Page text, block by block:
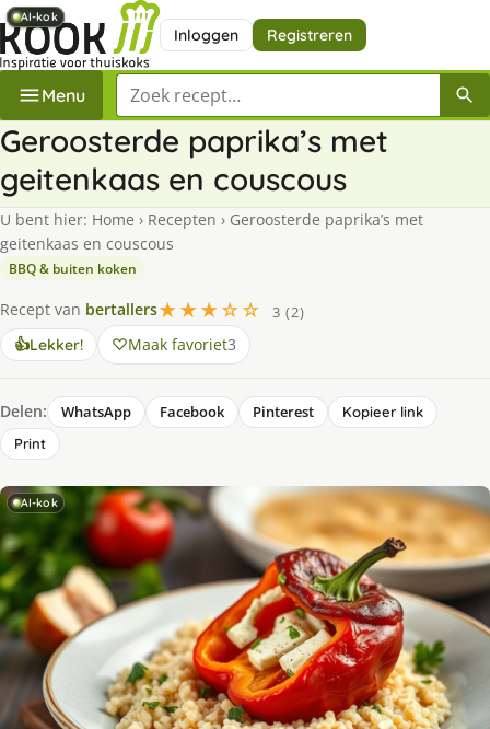
Inloggen Registreren
Menu Zoek een recept
Geroosterde paprika’s met
geitenkaas en couscous
U bent hier: Home › Recepten › Geroosterde paprika’s met
geitenkaas en couscous
BBQ & buiten koken
Recept van bertallers★★★☆☆
3 (2)
👍Lekker! Maak favoriet3
Delen: WhatsApp Facebook Pinterest
Kopieer link
Print
AI-kok
AI-kok
AI-kok
AI-kok
AI-kok